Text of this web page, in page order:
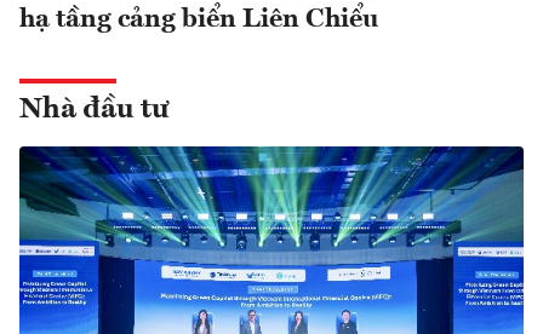
hạ tầng cảng biển Liên Chiểu
Nhà đầu tư